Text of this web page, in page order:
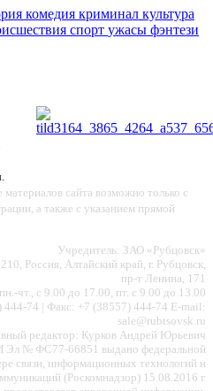
комедия криминал культура
спорт ужасы фэнтези
сайта возможно только с
а также с указанием прямой
Учредитель: ЗАО «Рубцовск»
Россия, Алтайский край, г. Рубцовск,
пр-т Ленина, 171
чт., с 9.00 до 17.00, пт. с 9.00 до 13.00
444-74 | Факс: +7 (38557) 444-74 E-mail:
sale@rubtsovsk.ru
редактор: Курков Андрей Юрьевич
№ ФС77-66851 выдано федеральной
связи, информационных технологий и
(Роскомнадзор) 15.08.2016 г.